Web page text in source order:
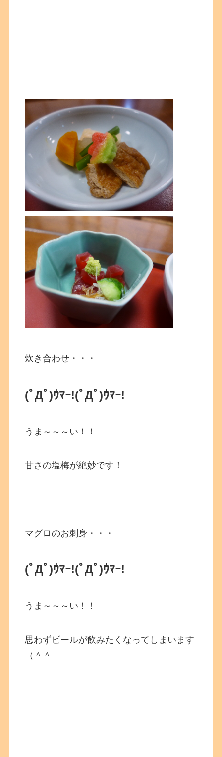
炊き合わせ・・・
(ﾟДﾟ)ｳﾏｰ!(ﾟДﾟ)ｳﾏｰ!
うま～～～い！！
甘さの塩梅が絶妙です！
マグロのお刺身・・・
(ﾟДﾟ)ｳﾏｰ!(ﾟДﾟ)ｳﾏｰ!
うま～～～い！！
思わずビールが飲みたくなってしまいます
（＾＾